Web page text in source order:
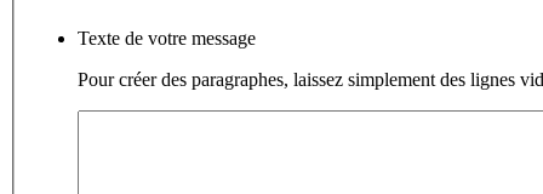
Texte de votre message
Pour créer des paragraphes, laissez simplement des lignes